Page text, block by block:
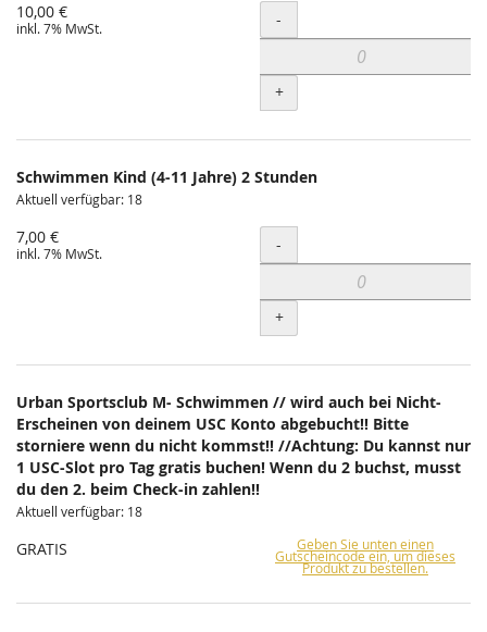
10,00 €
inkl. 7% MwSt. Menge
-
+
Schwimmen Kind (4-11 Jahre) 2 Stunden
Aktuell verfügbar: 18
7,00 €
inkl. 7% MwSt. Menge
-
+
Urban Sportsclub M- Schwimmen // wird auch bei Nicht-
Erscheinen von deinem USC Konto abgebucht!! Bitte
storniere wenn du nicht kommst!! //Achtung: Du kannst nur
1 USC-Slot pro Tag gratis buchen! Wenn du 2 buchst, musst
du den 2. beim Check-in zahlen!!
Aktuell verfügbar: 18
GRATIS Geben Sie unten einen
Gutscheincode ein, um dieses
Produkt zu bestellen.